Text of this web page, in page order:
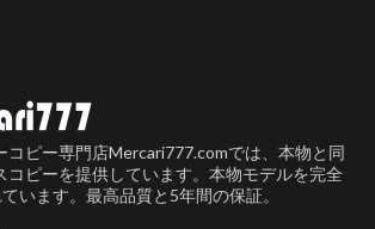
コピー専門店Mercari777.comでは、本物と同
コピーを提供しています。本物モデルを完全
います。最高品質と5年間の保証。